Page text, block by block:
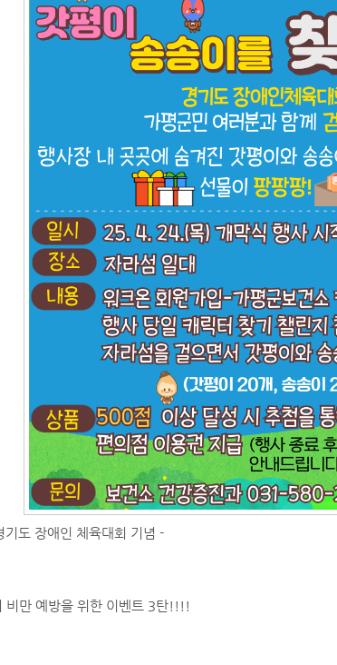
도 장애인 체육대회 기념 -
비만 예방을 위한 이벤트 3탄!!!!